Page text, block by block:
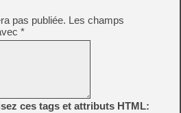
pas publiée. Les champs
*
ces tags et attributs HTML: